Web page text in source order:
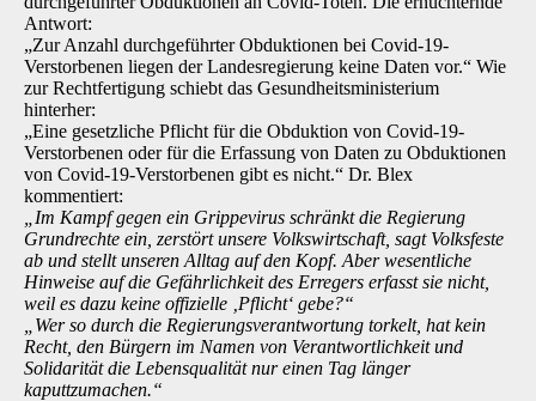
Antwort:
„Zur Anzahl durchgeführter Obduktionen bei Covid-19-
Verstorbenen liegen der Landesregierung keine Daten vor.“ Wie
zur Rechtfertigung schiebt das Gesundheitsministerium
hinterher:
„Eine gesetzliche Pflicht für die Obduktion von Covid-19-
Verstorbenen oder für die Erfassung von Daten zu Obduktionen
von Covid-19-Verstorbenen gibt es nicht.“ Dr. Blex
kommentiert:
„Im Kampf gegen ein Grippevirus schränkt die Regierung
Grundrechte ein, zerstört unsere Volkswirtschaft, sagt Volksfeste
ab und stellt unseren Alltag auf den Kopf. Aber wesentliche
Hinweise auf die Gefährlichkeit des Erregers erfasst sie nicht,
weil es dazu keine offizielle ‚Pflicht‘ gebe?“
„Wer so durch die Regierungsverantwortung torkelt, hat kein
Recht, den Bürgern im Namen von Verantwortlichkeit und
Solidarität die Lebensqualität nur einen Tag länger
kaputtzumachen.“